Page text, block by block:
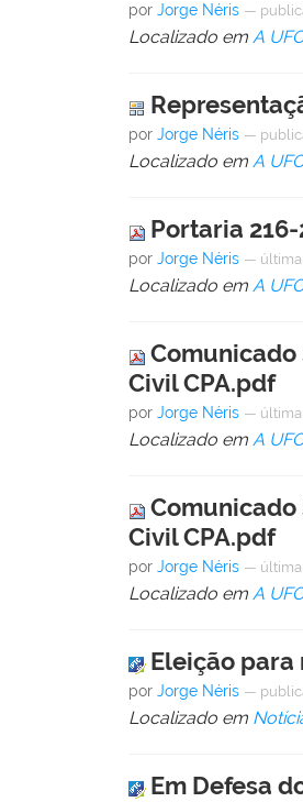
porJorge Néris —
Localizado em A
porJorge Néris —
Localizado em A
Portaria
porJorge Néris —
Localizado em A
Comunicado
Civil CPA.pdf
porJorge Néris —
Localizado em A
Comunicado
Civil CPA.pdf
porJorge Néris —
Localizado em A
Eleição para
porJorge Néris —
Localizado em
Em Defesa